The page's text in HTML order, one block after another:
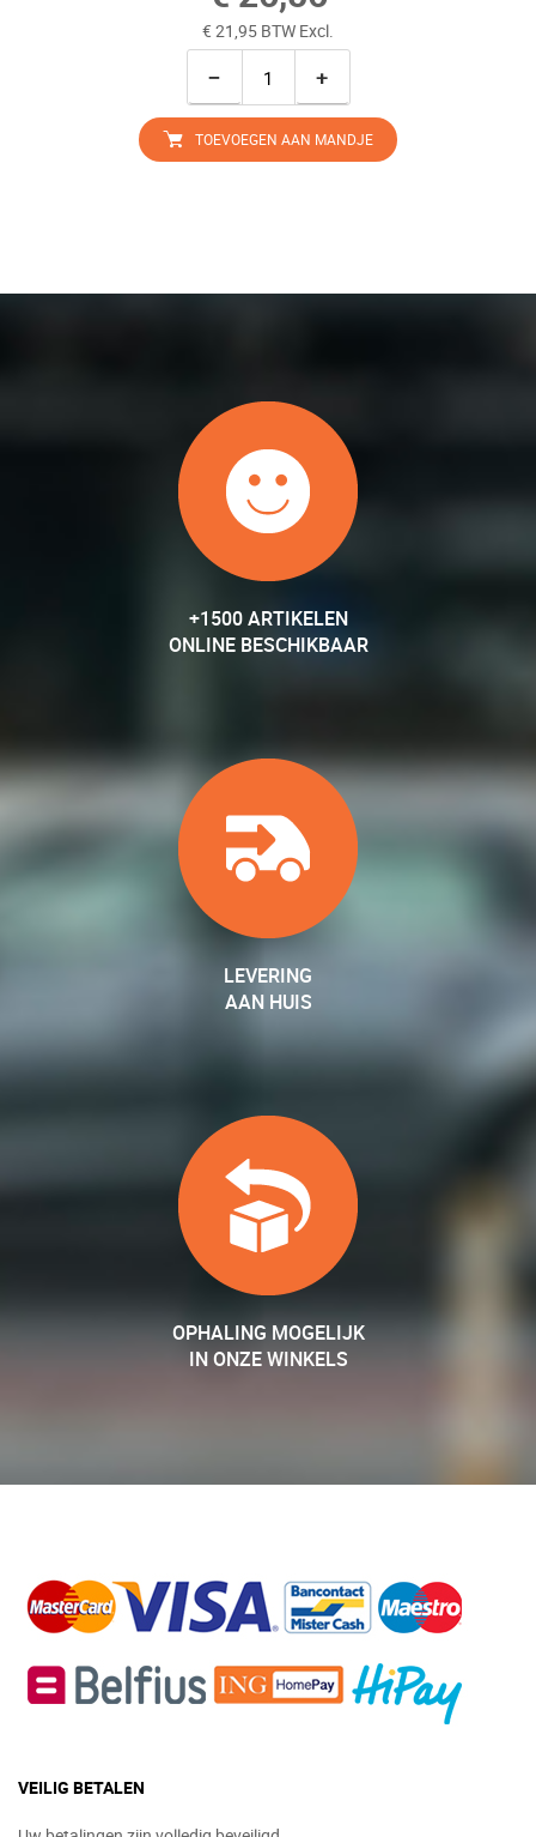
€ 21,95 BTW Excl.
− +
TOEVOEGEN AAN MANDJE
+1500 ARTIKELEN
ONLINE BESCHIKBAAR
LEVERING
AAN HUIS
OPHALING MOGELIJK
IN ONZE WINKELS
VEILIG BETALEN